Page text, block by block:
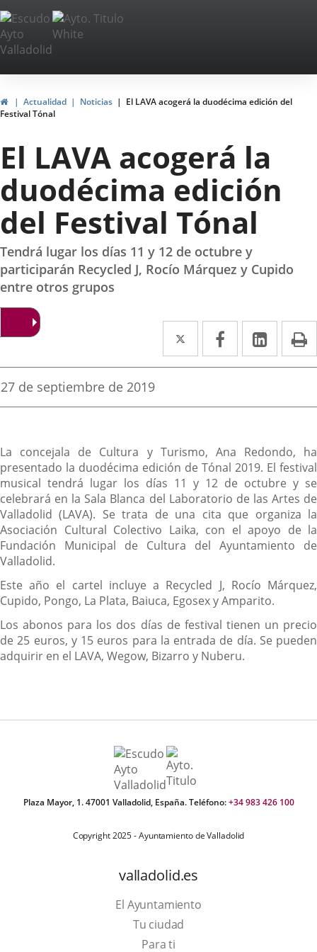
Saltar al contenido
Portal
Web
del
Ayuntamiento
de
Valladolid
InicioActualidad Noticias
El LAVA acogerá la duodécima edición del
Festival Tónal
El LAVA acogerá la
duodécima edición
del Festival Tónal
Tendrá lugar los días 11 y 12 de octubre y
participarán Recycled J, Rocío Márquez y Cupido
entre otros grupos
Twitter
Enlace
a
aplicación
Facebook
Enlace
a
aplicación
Enlace
a
Fecha
la
27 de septiembre de 2019
Descripción
La concejala de Cultura y Turismo, Ana Redondo, ha
presentado la duodécima edición de Tónal 2019. El festival
musical tendrá lugar los días 11 y 12 de octubre y se
celebrará en la Sala Blanca del Laboratorio de las Artes de
Valladolid (LAVA). Se trata de una cita que organiza la
Asociación Cultural Colectivo Laika, con el apoyo de la
Fundación Municipal de Cultura del Ayuntamiento de
Valladolid.
Este año el cartel incluye a Recycled J, Rocío Márquez,
Cupido, Pongo, La Plata, Baiuca, Egosex y Amparito.
Los abonos para los dos días de festival tienen un precio
de 25 euros, y 15 euros para la entrada de día. Se pueden
adquirir en el LAVA, Wegow, Bizarro y Nuberu.
Plaza Mayor, 1. 47001 Valladolid, España. Teléfono:+34 983 426 100
Copyright 2025 - Ayuntamiento de Valladolid
valladolid.es
El Ayuntamiento
Tu ciudad
Para ti